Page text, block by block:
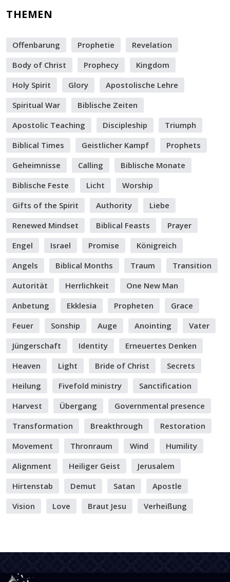
THEMEN
Offenbarung Prophetie
Revelation
Body of Christ
Prophecy
Kingdom
Holy Spirit
Glory
Apostolische Lehre
Spiritual War
Biblische Zeiten
Apostolic Teaching
Discipleship
Triumph
Biblical Times
Geistlicher Kampf
Prophets
Geheimnisse
Calling
Biblische Monate
Biblische Feste
Licht
Worship
Gifts of the Spirit
Authority
Liebe
Renewed Mindset
Biblical Feasts
Prayer
Engel
Israel Promise
Königreich
Angels
Biblical Months Traum
Transition
Autorität
Herrlichkeit
One New Man
Anbetung
Ekklesia Propheten
Grace
Feuer
Sonship Auge Anointing
Vater
Jüngerschaft
Identity
Erneuertes Denken
Heaven
Light Bride of Christ
Secrets
Heilung
Fivefold ministry
Sanctification
Harvest
Übergang
Governmental presence
Transformation
Breakthrough
Restoration
Movement
Thronraum Wind
Humility
Alignment
Heiliger Geist
Jerusalem
Hirtenstab
Demut Satan
Apostle
Vision
Love Braut Jesu Verheißung